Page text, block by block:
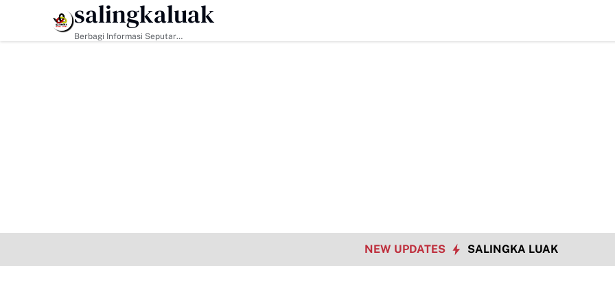
HEADLINE
salingkaluak
Berbagi Informasi Seputar
NEW UPDATES SALINGKA LUAK